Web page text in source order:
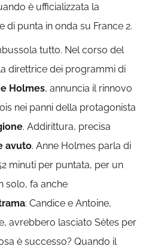
è ufficializzata la
di punta in onda su France 2.
tutto. Nel corso del
direttrice dei programmi di
Holmes, annuncia il rinnovo
nei panni della protagonista
. Addirittura, precisa
avuto. Anne Holmes parla di
minuti per puntata, per un
solo, fa anche
: Candice e Antoine,
avrebbero lasciato Sètes per
è successo? Quando il